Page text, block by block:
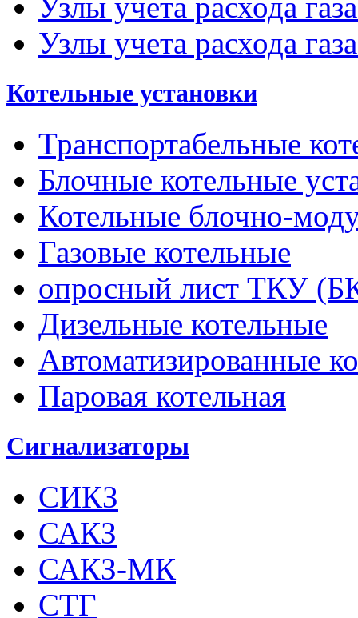
Узлы учета расхода
Котельные установки
Транспортабельные
Блочные котельные
Котельные блочно-
Газовые котельные
опросный лист ТКУ
Дизельные котельные
Автоматизированные
Паровая котельная
Сигнализаторы
СИКЗ
САКЗ
САКЗ-МК
СТГ